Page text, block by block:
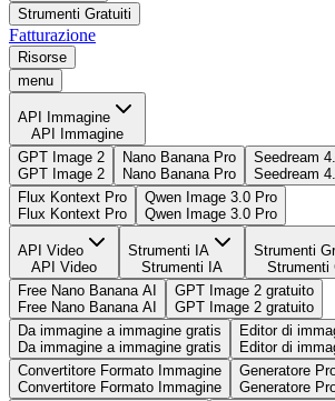
Strumenti Gratuiti
Fatturazione
Risorse
menu
API Immagine
API Immagine
GPT Image 2
GPT Image 2
Nano Banana Pro
Nano Banana Pro
Seedream
Seedream
Flux Kontext Pro
Flux Kontext Pro
Qwen Image 3.0 Pro
Qwen Image 3.0 Pro
API Video
API Video
Strumenti IA
Strumenti IA
Strumenti
Strumenti
Free Nano Banana AI
Free Nano Banana AI
GPT Image 2 gratuito
GPT Image 2 gratuito
Da immagine a immagine gratis
Da immagine a immagine gratis
Editor di
Editor di
Convertitore Formato Immagine
Convertitore Formato Immagine
Generatore
Generatore